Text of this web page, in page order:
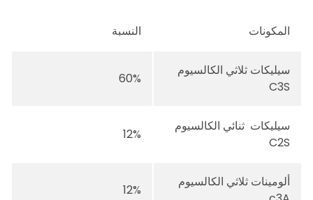
المكونات النسبة
سيليكات ثلاثي الكالسيوم
C3S
60%
سيليكات ثنائي الكالسيوم
C2S
12%
ألومينات ثلاثي الكالسيوم
12%